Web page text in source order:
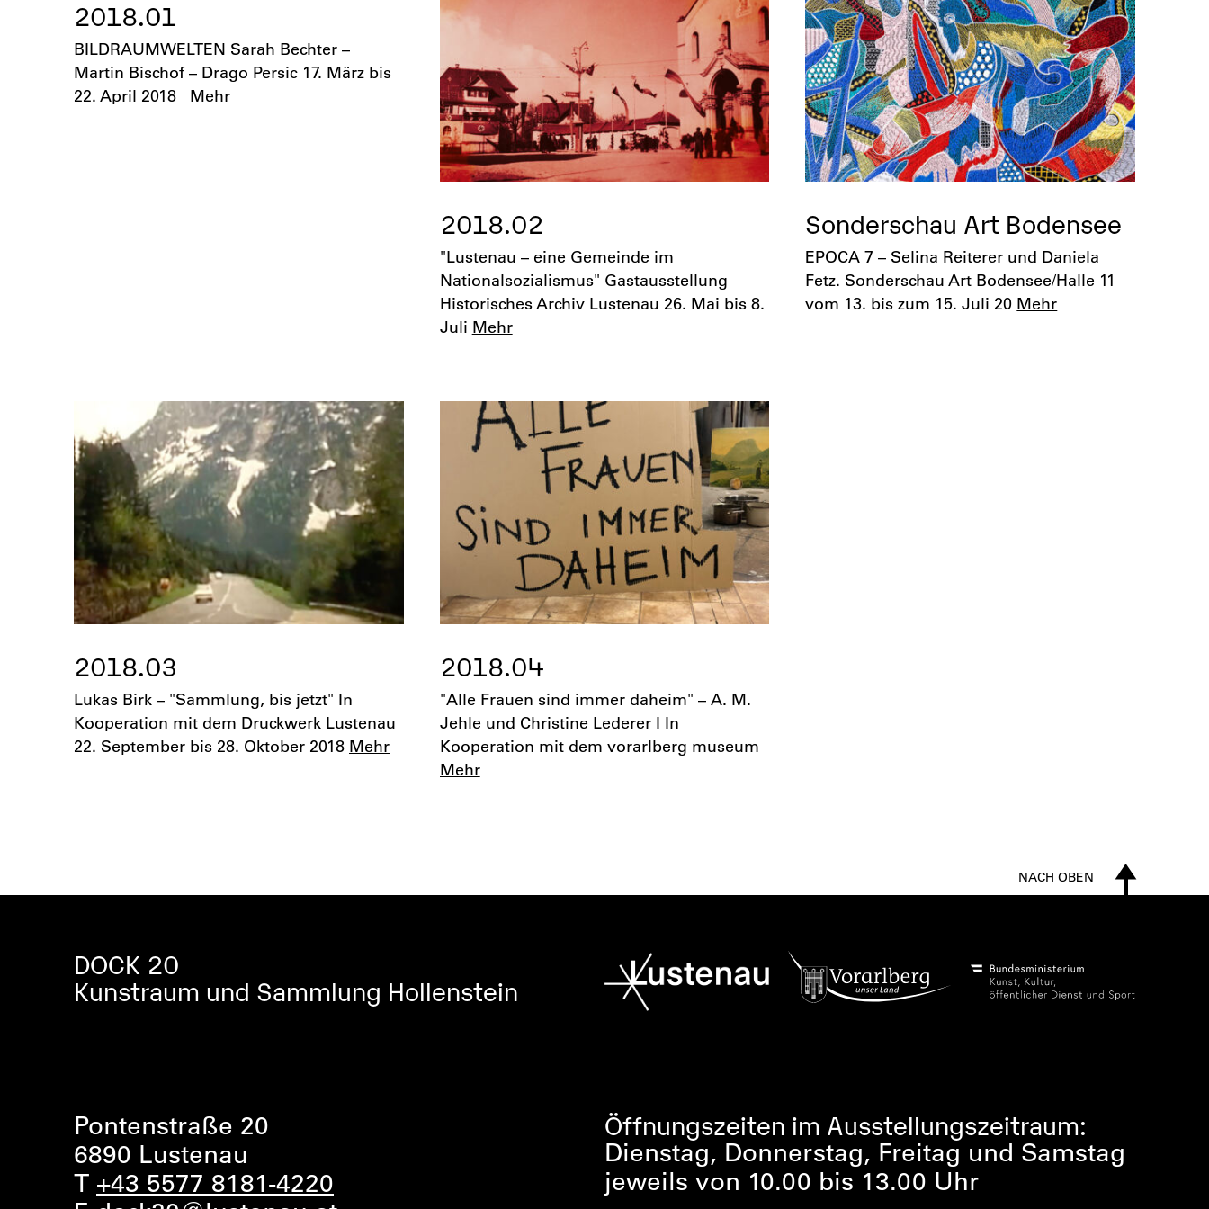
2018.01
BILDRAUMWELTEN Sarah Bechter –
Martin Bischof – Drago Persic 17. März bis
22. April 2018 Mehr
2018.02
"Lustenau – eine Gemeinde im
Nationalsozialismus" Gastausstellung
Historisches Archiv Lustenau 26. Mai bis 8.
Juli Mehr
Sonderschau Art Bodensee
EPOCA 7 – Selina Reiterer und Daniela
Fetz. Sonderschau Art Bodensee/Halle 11
vom 13. bis zum 15. Juli 20 Mehr
2018.03
Lukas Birk – "Sammlung, bis jetzt" In
Kooperation mit dem Druckwerk Lustenau
22. September bis 28. Oktober 2018 Mehr
2018.04
"Alle Frauen sind immer daheim" – A. M.
Jehle und Christine Lederer I In
Kooperation mit dem vorarlberg museum
Mehr
NACH OBEN
DOCK 20
Kunstraum und Sammlung Hollenstein
Pontenstraße 20
6890 Lustenau
T +43 5577 8181-4220
Öffnungszeiten im Ausstellungszeitraum:
Dienstag, Donnerstag, Freitag und Samstag
jeweils von 10.00 bis 13.00 Uhr